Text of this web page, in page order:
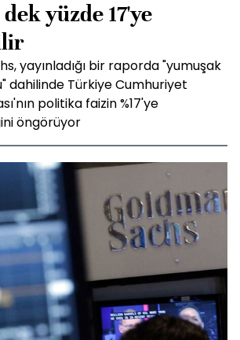
yüzde 17'ye
yayınladığı bir raporda "yumuşak
dahilinde Türkiye Cumhuriyet
politika faizin %17'ye
öngörüyor